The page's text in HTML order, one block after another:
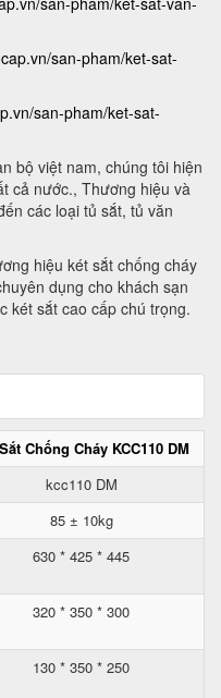
san-pham/ket-sat-
san-pham/ket-sat-
bộ việt nam, chúng tôi hiện
cả nước., Thương hiệu và
các loại tủ sắt, tủ văn
hiệu két sắt chống cháy
dụng cho khách sạn
két sắt cao cấp chú trọng.
Chống Cháy KCC110 DM
kcc110 DM
85 ± 10kg
630 * 425 * 445
320 * 350 * 300
130 * 350 * 250